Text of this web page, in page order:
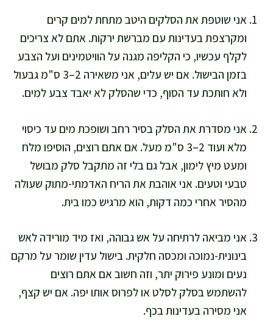
אני שוטפת את הסלקים היטב מתחת למים קרים
ומקרצפת בעדינות עם מברשת ירקות. אתם לא צריכים
לקלף עכשיו, כי הקליפה מגנה על הוויטמינים ועל הצבע
בזמן הבישול. אם יש עלים, אני משאירה 2–3 ס"מ גבעול
ולא חותכת עד הסוף, כדי שהסלק לא יאבד צבע למים.
אני מסדרת את הסלק בסיר רחב ושופכת מים עד כיסוי
מלא ועוד 2–3 ס"מ מעל. אם אתם רוצים, הוסיפו מלח
ומעט מיץ לימון, אבל גם בלי זה מתקבל סלק מבושל
טבעי וטעים. אני אוהבת את הריח האדמתי-מתוק שעולה
מהסיר אחרי כמה דקות, הוא מרגיש כמו בית.
אני מביאה לרתיחה על אש גבוהה, ואז מיד מורידה לאש
בינונית-נמוכה ומכסה חלקית. בישול עדין שומר על מרקם
נעים ומונע פירוק יתר, וזה חשוב אם אתם רוצים
להשתמש בסלק לסלט או לפרוס אותו יפה. אם יש קצף,
אני מסירה בעדינות בכף.